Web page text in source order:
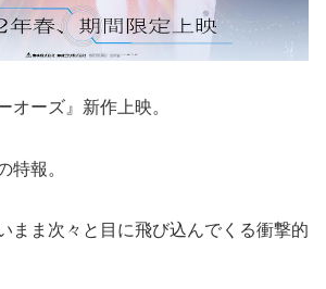
オーズ』新作上映。
特報。
まま次々と目に飛び込んでくる衝撃的